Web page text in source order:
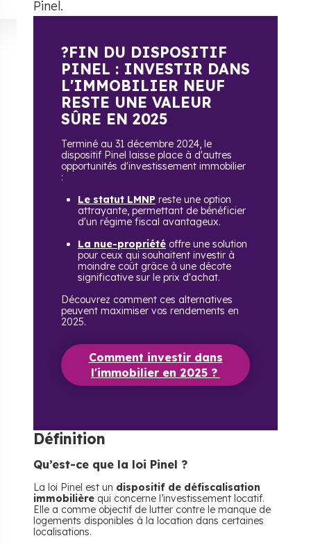
Pinel.
?FIN DU DISPOSITIF
PINEL : INVESTIR DANS
L'IMMOBILIER NEUF
RESTE UNE VALEUR
SÛRE EN 2025
Terminé au 31 décembre 2024, le
dispositif Pinel laisse place à d'autres
opportunités d'investissement immobilier
:
Le statut LMNP reste une option
attrayante, permettant de bénéficier
d'un régime fiscal avantageux.
La nue-propriété offre une solution
pour ceux qui souhaitent investir à
moindre coût grâce à une décote
significative sur le prix d'achat.
Découvrez comment ces alternatives
peuvent maximiser vos rendements en
2025.
Comment investir dans
l'immobilier en 2025 ?
Définition
Qu’est-ce que la loi Pinel ?
La loi Pinel est un dispositif de défiscalisation
immobilière qui concerne l’investissement locatif.
Elle a comme objectif de lutter contre le manque de
logements disponibles à la location dans certaines
localisations.